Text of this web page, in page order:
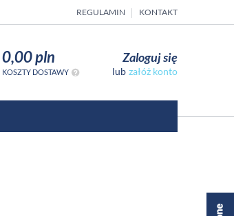
REGULAMIN KONTAKT
0,00 pln
KOSZTY DOSTAWY
Zaloguj się
załóż konto